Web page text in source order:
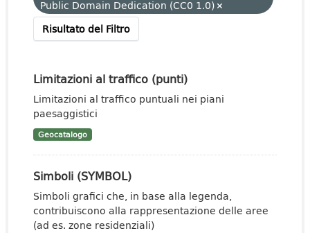
Public Domain Dedication (CC0 1.0)
Risultato del Filtro
Limitazioni al traffico (punti)
Limitazioni al traffico puntuali nei piani
paesaggistici
Geocatalogo
Simboli (SYMBOL)
Simboli grafici che, in base alla legenda,
contribuiscono alla rappresentazione delle aree
(ad es. zone residenziali)